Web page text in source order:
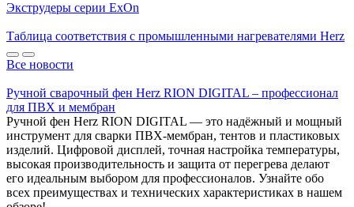
Экструдеры серии ExOn
Таблица соответствия с промышленными нагревателями Herz
Все новости
Ручной сварочный фен Herz RION DIGITAL – профессионал
для ПВХ и мембран
Ручной фен Herz RION DIGITAL — это надёжный и мощный
инструмент для сварки ПВХ-мембран, тентов и пластиковых
изделий. Цифровой дисплей, точная настройка температуры,
высокая производительность и защита от перегрева делают
его идеальным выбором для профессионалов. Узнайте обо
всех преимуществах и технических характеристиках в нашем